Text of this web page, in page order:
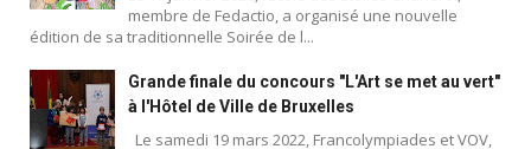
membre de Fedactio, a organisé une nouvelle
édition de sa traditionnelle Soirée de l...
Grande finale du concours "L'Art se met au vert"
à l'Hôtel de Ville de Bruxelles
Le samedi 19 mars 2022, Francolympiades et VOV,